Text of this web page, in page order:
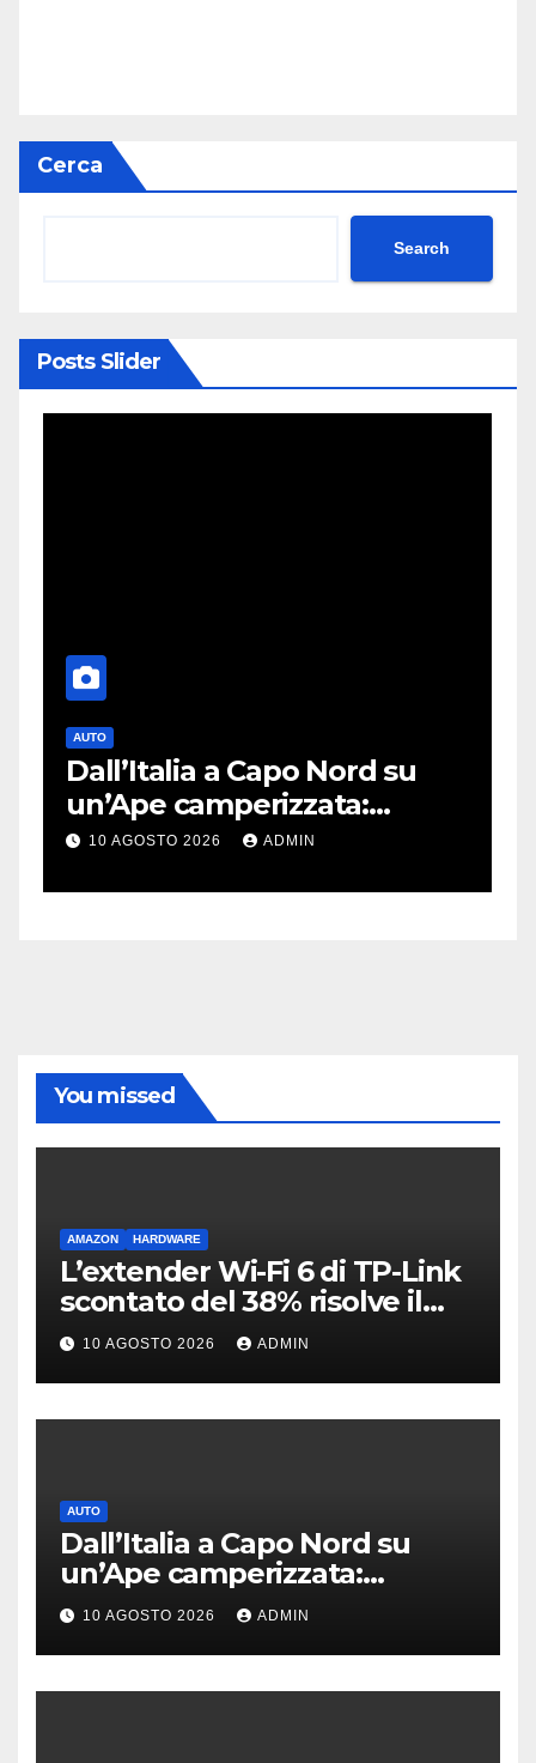
Cerca
Search
Posts Slider
AUTO
Dall’Italia a Capo Nord su
un’Ape camperizzata:
l’incredibile impresa di
10 AGOSTO 2026 ADMIN
You missed
AMAZON HARDWARE
L’extender Wi-Fi 6 di TP-Link
scontato del 38% risolve il
problema delle zone morte
10 AGOSTO 2026 ADMIN
AUTO
Dall’Italia a Capo Nord su
un’Ape camperizzata:
l’incredibile impresa di
Francesco
10 AGOSTO 2026 ADMIN